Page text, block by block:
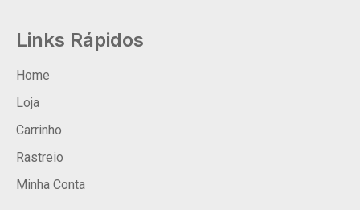
Links Rápidos
Home
Loja
Carrinho
Rastreio
Minha Conta